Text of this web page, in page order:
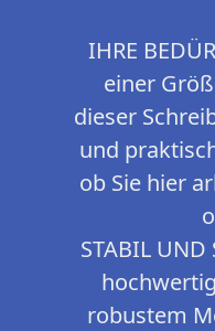
IHRE
einer
dieser
und
ob Sie hier
STABIL UND
robustem